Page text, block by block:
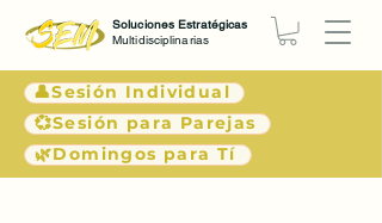
👤Sesión Individual
💞Sesión para Parejas
🌿Domingos para Tí
Soluciones Estratégicas
Multidisciplinarias
< Atrás